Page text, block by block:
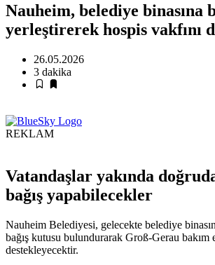
Nauheim, belediye binasına
yerleştirerek hospis vakfını
26.05.2026
3 dakika
REKLAM
Vatandaşlar yakında
bağış yapabilecekler
Nauheim Belediyesi, gelecekte belediye
bağış kutusu bulundurarak Groß-Gerau bakım
destekleyecektir.